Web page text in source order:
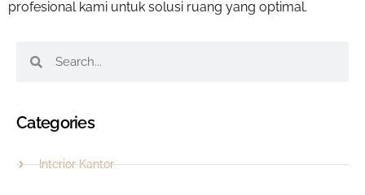
profesional kami untuk solusi ruang yang optimal.
Categories
Interior Kantor